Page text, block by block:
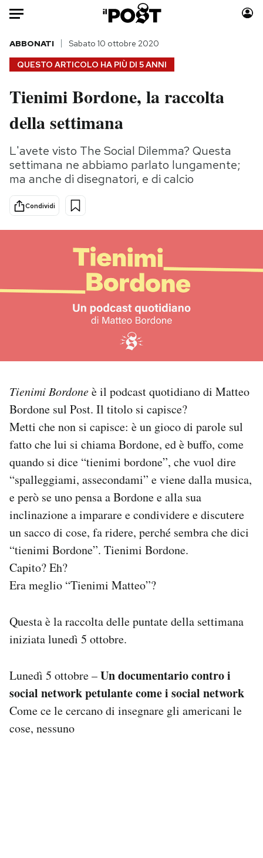
Auto
HOME
Italia
Politica
Tecnologia
Internet
Scienza
Cultura
Economia
Moda
Storie/Idee
Ok Boomer!
Media
I MIEI PREFERITI
CALENDARIO
AREA PERSONALE
Area Personale
Newsletter
Notifiche mobile
Regala il Post
Hai bisogno di aiuto?
Esci
QUESTO ARTICOLO HA PIÙ DI 5 ANNI
ABBONATI Sabato 10 ottobre 2020
Tienimi Bordone, la raccolta
della settimana
L'avete visto The Social Dilemma? Questa
settimana ne abbiamo parlato lungamente;
ma anche di disegnatori, e di calcio
Condividi
Tienimi Bordoneè il podcast quotidiano di Matteo
Bordone sul Post. Il titolo si capisce?
Metti che non si capisce: è un gioco di parole sul
fatto che lui si chiama Bordone, ed è buffo, come
quando si dice “tienimi bordone”, che vuol dire
“spalleggiami, assecondami” e viene dalla musica,
e però se uno pensa a Bordone e alla sua
inclinazione a imparare e condividere e discutere
un sacco di cose, fa ridere, perché sembra che dici
“tienimi Bordone”. Tienimi Bordone.
Capito? Eh?
Era meglio “Tienimi Matteo”?
Questa è la raccolta delle puntate della settimana
iniziata lunedì 5 ottobre.
Lunedì 5 ottobre –Un documentario contro i
social network petulante come i social network
Come ce le cercano di insegnare gli americani le
cose, nessuno